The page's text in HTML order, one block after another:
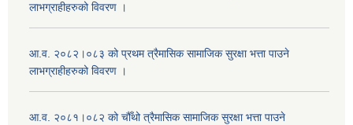
लाभग्राहीहरुको विवरण ।
आ.व. २०८२।०८३ को प्रथम त्रैमासिक सामाजिक सुरक्षा भत्ता पाउने
लाभग्राहीहरुको विवरण ।
आ.व. २०८१।०८२ को चौँथो त्रैमासिक सामाजिक सुरक्षा भत्ता पाउने